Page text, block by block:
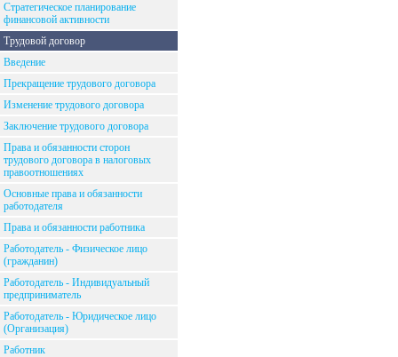
Стратегическое планирование
финансовой активности
Трудовой договор
Введение
Прекращение трудового договора
Изменение трудового договора
Заключение трудового договора
Права и обязанности сторон
трудового договора в налоговых
правоотношениях
Основные права и обязанности
работодателя
Права и обязанности работника
Работодатель - Физическое лицо
(гражданин)
Работодатель - Индивидуальный
предприниматель
Работодатель - Юридическое лицо
(Организация)
Работник